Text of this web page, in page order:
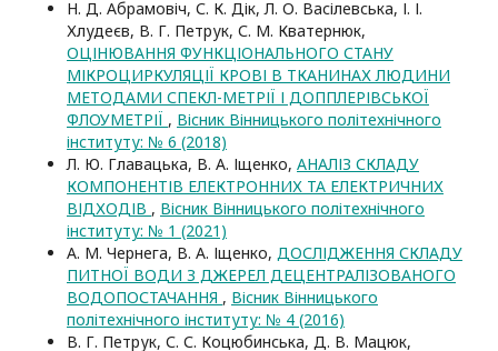
Н. Д. Абрамовіч, С. К. Дік, Л. О. Васілевська, І. І.
Хлудеєв, В. Г. Петрук, С. М. Кватернюк,
ОЦІНЮВАННЯ ФУНКЦІОНАЛЬНОГО СТАНУ
МІКРОЦИРКУЛЯЦІЇ КРОВІ В ТКАНИНАХ ЛЮДИНИ
МЕТОДАМИ СПЕКЛ-МЕТРІЇ І ДОППЛЕРІВСЬКОЇ
ФЛОУМЕТРІЇ , Вісник Вінницького політехнічного
інституту: № 6 (2018)
Л. Ю. Главацька, В. А. Іщенко, АНАЛІЗ СКЛАДУ
КОМПОНЕНТІВ ЕЛЕКТРОННИХ ТА ЕЛЕКТРИЧНИХ
ВІДХОДІВ , Вісник Вінницького політехнічного
інституту: № 1 (2021)
А. М. Чернега, В. А. Іщенко, ДОСЛІДЖЕННЯ СКЛАДУ
ПИТНОЇ ВОДИ З ДЖЕРЕЛ ДЕЦЕНТРАЛІЗОВАНОГО
ВОДОПОСТАЧАННЯ , Вісник Вінницького
політехнічного інституту: № 4 (2016)
В. Г. Петрук, С. С. Коцюбинська, Д. В. Мацюк,